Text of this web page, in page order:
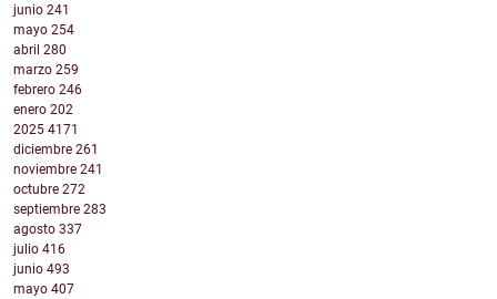
junio 241
mayo 254
abril 280
marzo 259
febrero 246
enero 202
2025 4171
diciembre 261
noviembre 241
octubre 272
septiembre 283
agosto 337
julio 416
junio 493
mayo 407